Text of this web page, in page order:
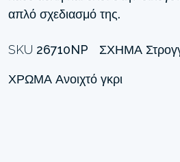
απλό σχεδιασμό της.
SKU 26710NP ΣΧΉΜΑ
ΧΡΏΜΑ Ανοιχτό γκρι